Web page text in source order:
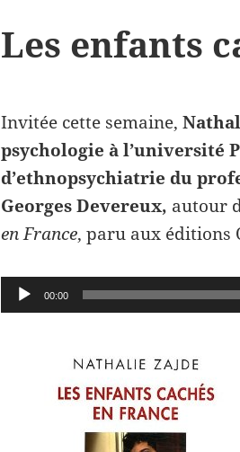
Les enfants
Invitée cette semaine,
psychologie à l’université
d’ethnopsychiatrie du
Georges Devereux, autour
en France, paru aux éditions
Lecteur
audio
00:00